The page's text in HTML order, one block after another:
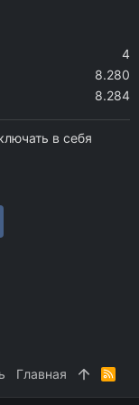
4
8.280
8.284
в себя
Главная
R